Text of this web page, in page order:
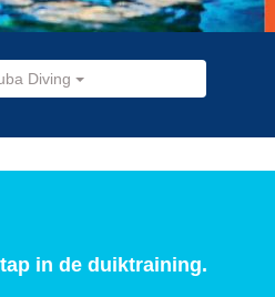
Diving
in de duiktraining.